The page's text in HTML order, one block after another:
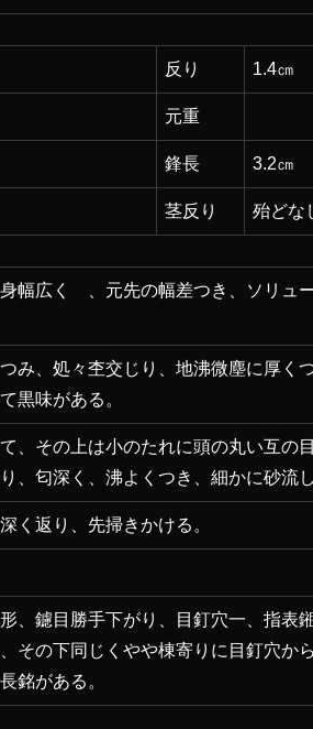
反り 1.4㎝
元重
鋒長 3.2㎝
茎反り 殆どな
幅広く 、元先の幅差つき、ソリュ
み、処々杢交じり、地沸微塵に厚く
黒味がある。
、その上は小のたれに頭の丸い互の
、匂深く、沸よくつき、細かに砂流
く返り、先掃きかける。
、鑢目勝手下がり、目釘穴一、指表
その下同じくやや棟寄りに目釘穴か
銘がある。